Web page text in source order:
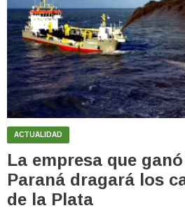
ACTUALIDAD
La empresa que
Paraná dragará los
de la Plata